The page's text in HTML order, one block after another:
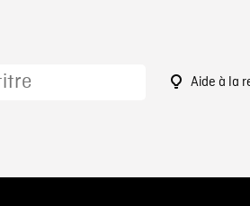
Aide à la